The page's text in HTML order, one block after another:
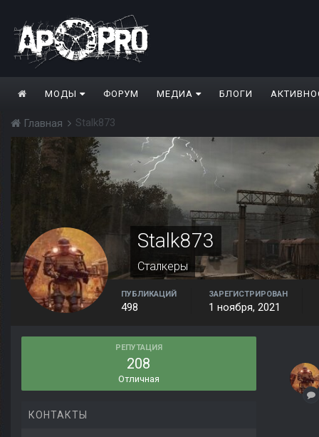
МОДЫ ФОРУМ МЕДИА БЛОГИ
Главная Stalk873
Stalk873
Сталкеры
ПУБЛИКАЦИЙ
498
ЗАРЕГИСТРИРОВАН
1 ноября, 2021
РЕПУТАЦИЯ
208
Отличная
КОНТАКТЫ